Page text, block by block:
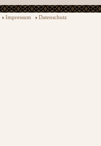
Impressum Datenschutz